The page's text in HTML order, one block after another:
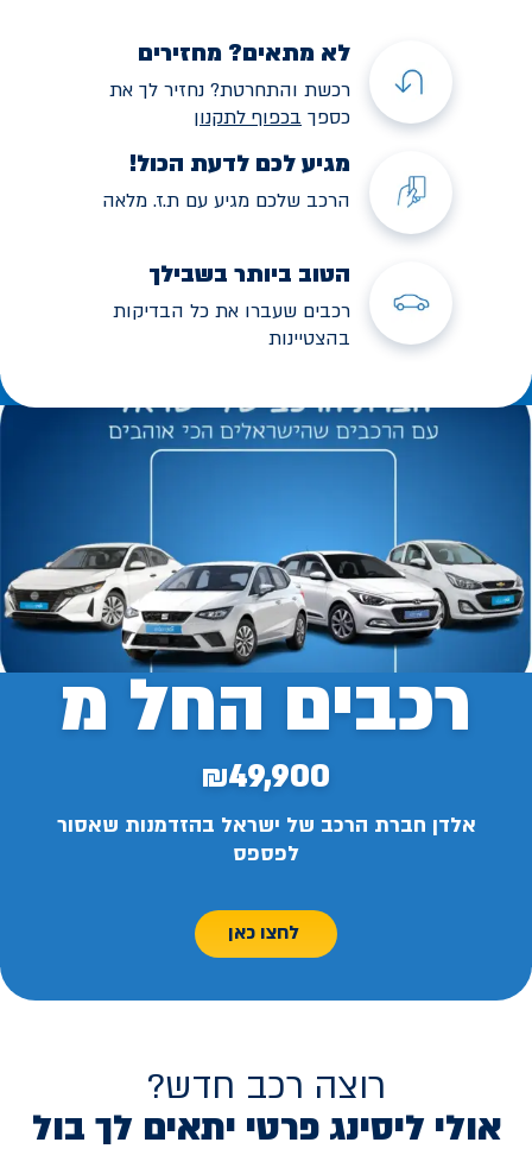
לא מתאים? מחזירים
רכשת והתחרטת? נחזיר לך את
כספך בכפוף לתקנון
מגיע לכם לדעת הכול!
הרכב שלכם מגיע עם ת.ז. מלאה
הטוב ביותר בשבילך
רכבים שעברו את כל הבדיקות
בהצטיינות
רכבים החל מ
₪49,900
אלדן חברת הרכב של ישראל בהזדמנות שאסור
לפספס
לחצו כאן
רוצה רכב חדש?
אולי ליסינג פרטי יתאים לך בול